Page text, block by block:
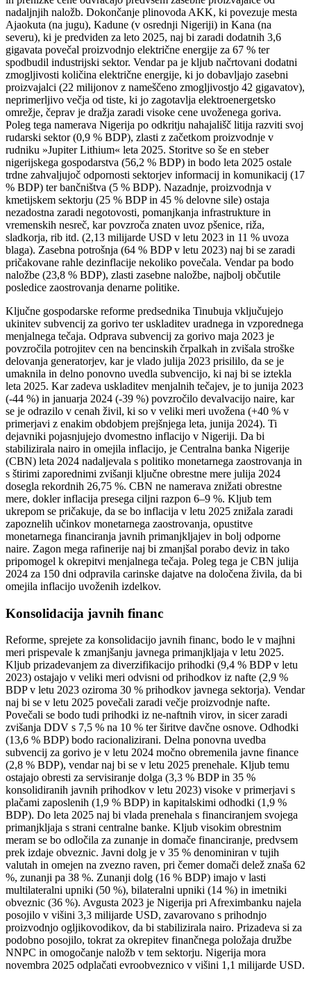
nadaljnjih naložb. Dokončanje plinovoda AKK, ki povezuje mesta
Ajaokuta (na jugu), Kadune (v osrednji Nigeriji) in Kana (na
severu), ki je predviden za leto 2025, naj bi zaradi dodatnih 3,6
gigavata povečal proizvodnjo električne energije za 67 % ter
spodbudil industrijski sektor. Vendar pa je kljub načrtovani dodatni
zmogljivosti količina električne energije, ki jo dobavljajo zasebni
proizvajalci (22 milijonov z nameščeno zmogljivostjo 42 gigavatov),
neprimerljivo večja od tiste, ki jo zagotavlja elektroenergetsko
omrežje, čeprav je dražja zaradi visoke cene uvoženega goriva.
Poleg tega namerava Nigerija po odkritju nahajališč litija razviti svoj
rudarski sektor (0,9 % BDP), zlasti z začetkom proizvodnje v
rudniku »Jupiter Lithium« leta 2025. Storitve so še en steber
nigerijskega gospodarstva (56,2 % BDP) in bodo leta 2025 ostale
trdne zahvaljujoč odpornosti sektorjev informacij in komunikacij (17
% BDP) ter bančništva (5 % BDP). Nazadnje, proizvodnja v
kmetijskem sektorju (25 % BDP in 45 % delovne sile) ostaja
nezadostna zaradi negotovosti, pomanjkanja infrastrukture in
vremenskih nesreč, kar povzroča znaten uvoz pšenice, riža,
sladkorja, rib itd. (2,13 milijarde USD v letu 2023 in 11 % uvoza
blaga). Zasebna potrošnja (64 % BDP v letu 2023) naj bi se zaradi
pričakovane rahle dezinflacije nekoliko povečala. Vendar pa bodo
naložbe (23,8 % BDP), zlasti zasebne naložbe, najbolj občutile
posledice zaostrovanja denarne politike.
Ključne gospodarske reforme predsednika Tinubuja vključujejo
ukinitev subvencij za gorivo ter uskladitev uradnega in vzporednega
menjalnega tečaja. Odprava subvencij za gorivo maja 2023 je
povzročila potrojitev cen na bencinskih črpalkah in zvišala stroške
delovanja generatorjev, kar je vlado julija 2023 prisililo, da se je
umaknila in delno ponovno uvedla subvencijo, ki naj bi se iztekla
leta 2025. Kar zadeva uskladitev menjalnih tečajev, je to junija 2023
(-44 %) in januarja 2024 (-39 %) povzročilo devalvacijo naire, kar
se je odrazilo v cenah živil, ki so v veliki meri uvožena (+40 % v
primerjavi z enakim obdobjem prejšnjega leta, junija 2024). Ti
dejavniki pojasnjujejo dvomestno inflacijo v Nigeriji. Da bi
stabilizirala nairo in omejila inflacijo, je Centralna banka Nigerije
(CBN) leta 2024 nadaljevala s politiko monetarnega zaostrovanja in
s štirimi zaporednimi zvišanji ključne obrestne mere julija 2024
dosegla rekordnih 26,75 %. CBN ne namerava znižati obrestne
mere, dokler inflacija presega ciljni razpon 6–9 %. Kljub tem
ukrepom se pričakuje, da se bo inflacija v letu 2025 znižala zaradi
zapoznelih učinkov monetarnega zaostrovanja, opustitve
monetarnega financiranja javnih primanjkljajev in bolj odporne
naire. Zagon mega rafinerije naj bi zmanjšal porabo deviz in tako
pripomogel k okrepitvi menjalnega tečaja. Poleg tega je CBN julija
2024 za 150 dni odpravila carinske dajatve na določena živila, da bi
omejila inflacijo uvoženih izdelkov.
Konsolidacija javnih financ
Reforme, sprejete za konsolidacijo javnih financ, bodo le v majhni
meri prispevale k zmanjšanju javnega primanjkljaja v letu 2025.
Kljub prizadevanjem za diverzifikacijo prihodki (9,4 % BDP v letu
2023) ostajajo v veliki meri odvisni od prihodkov iz nafte (2,9 %
BDP v letu 2023 oziroma 30 % prihodkov javnega sektorja). Vendar
naj bi se v letu 2025 povečali zaradi večje proizvodnje nafte.
Povečali se bodo tudi prihodki iz ne-naftnih virov, in sicer zaradi
zvišanja DDV s 7,5 % na 10 % ter širitve davčne osnove. Odhodki
(13,6 % BDP) bodo racionalizirani. Delna ponovna uvedba
subvencij za gorivo je v letu 2024 močno obremenila javne finance
(2,8 % BDP), vendar naj bi se v letu 2025 prenehale. Kljub temu
ostajajo obresti za servisiranje dolga (3,3 % BDP in 35 %
konsolidiranih javnih prihodkov v letu 2023) visoke v primerjavi s
plačami zaposlenih (1,9 % BDP) in kapitalskimi odhodki (1,9 %
BDP). Do leta 2025 naj bi vlada prenehala s financiranjem svojega
primanjkljaja s strani centralne banke. Kljub visokim obrestnim
meram se bo odločila za zunanje in domače financiranje, predvsem
prek izdaje obveznic. Javni dolg je v 35 % denominiran v tujih
valutah in omejen na zvezno raven, pri čemer domači delež znaša 62
%, zunanji pa 38 %. Zunanji dolg (16 % BDP) imajo v lasti
multilateralni upniki (50 %), bilateralni upniki (14 %) in imetniki
obveznic (36 %). Avgusta 2023 je Nigerija pri Afreximbanku najela
posojilo v višini 3,3 milijarde USD, zavarovano s prihodnjo
proizvodnjo ogljikovodikov, da bi stabilizirala nairo. Prizadeva si za
podobno posojilo, tokrat za okrepitev finančnega položaja družbe
NNPC in omogočanje naložb v tem sektorju. Nigerija mora
novembra 2025 odplačati evroobveznico v višini 1,1 milijarde USD.